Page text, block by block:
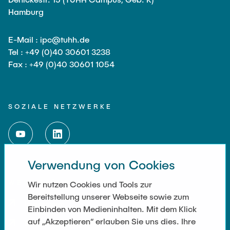
Jobs
Ehemalige
Hamburg
E-Mail : ipc@tuhh.de
Tel : +49 (0)40 30601 3238
Fax : +49 (0)40 30601 1054
SOZIALE NETZWERKE
WEITERFÜHRENDE LINKS
Datenschutz
Verwendung von Cookies
Wir nutzen Cookies und Tools zur
Bereitstellung unserer Webseite sowie zum
Einbinden von Medieninhalten. Mit dem Klick
auf „Akzeptieren“ erlauben Sie uns dies. Ihre